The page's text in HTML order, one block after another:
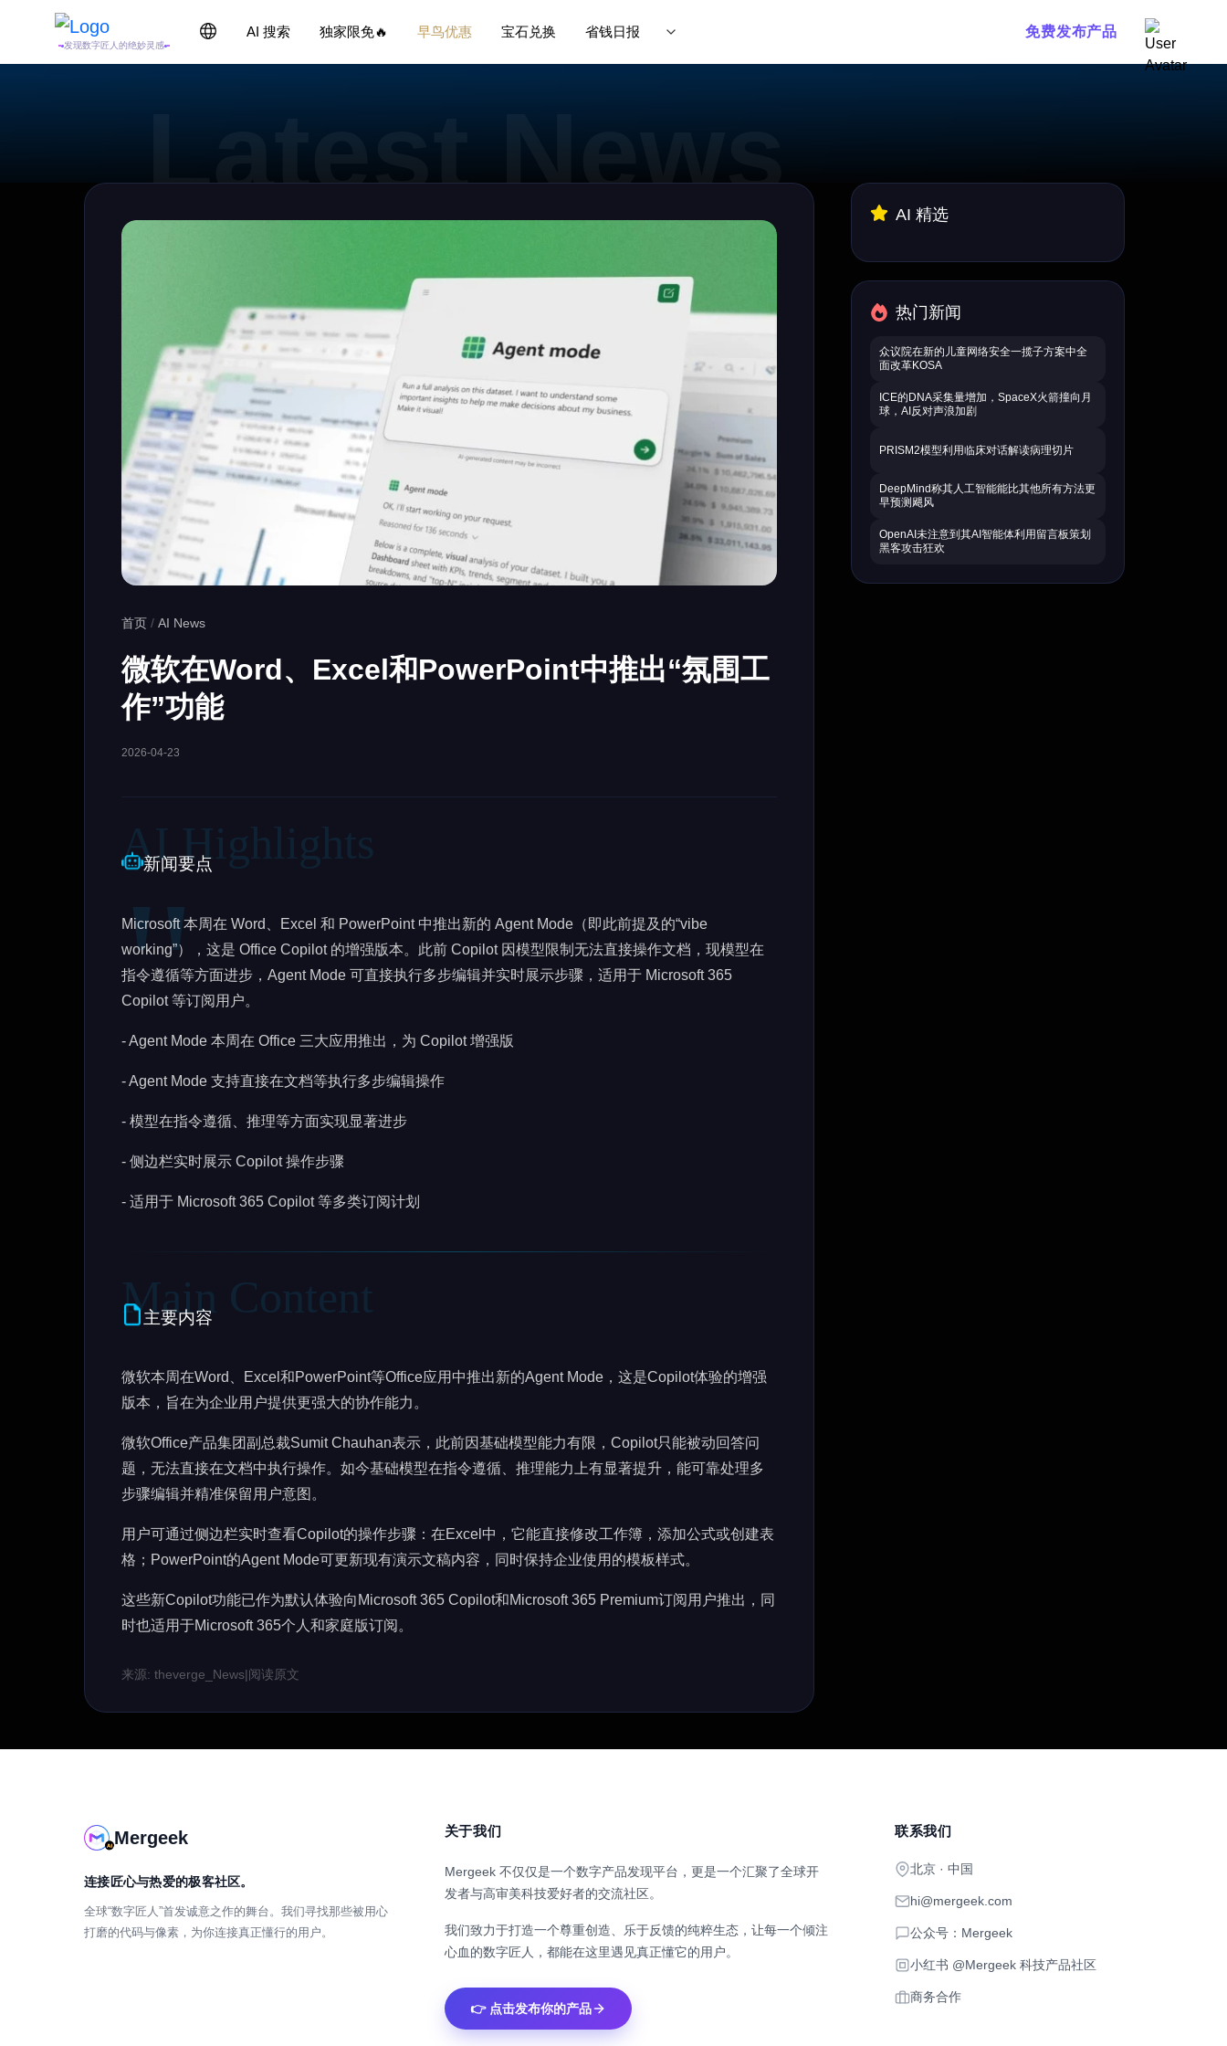
发现数字匠人的绝妙灵感
AI 搜索 独家限免🔥 早鸟优惠 宝石兑换 省钱日报 免费发布产品
首页 / AI News
微软在Word、Excel和PowerPoint中推出“氛围工
作”功能
2026-04-23
新闻要点
Microsoft 本周在 Word、Excel 和 PowerPoint 中推出新的 Agent Mode（即此前提及的“vibe
working”），这是 Office Copilot 的增强版本。此前 Copilot 因模型限制无法直接操作文档，现模型在
指令遵循等方面进步，Agent Mode 可直接执行多步编辑并实时展示步骤，适用于 Microsoft 365
Copilot 等订阅用户。
- Agent Mode 本周在 Office 三大应用推出，为 Copilot 增强版
- Agent Mode 支持直接在文档等执行多步编辑操作
- 模型在指令遵循、推理等方面实现显著进步
- 侧边栏实时展示 Copilot 操作步骤
- 适用于 Microsoft 365 Copilot 等多类订阅计划
主要内容
微软本周在Word、Excel和PowerPoint等Office应用中推出新的Agent Mode，这是Copilot体验的增强
版本，旨在为企业用户提供更强大的协作能力。
微软Office产品集团副总裁Sumit Chauhan表示，此前因基础模型能力有限，Copilot只能被动回答问
题，无法直接在文档中执行操作。如今基础模型在指令遵循、推理能力上有显著提升，能可靠处理多
步骤编辑并精准保留用户意图。
用户可通过侧边栏实时查看Copilot的操作步骤：在Excel中，它能直接修改工作簿，添加公式或创建表
格；PowerPoint的Agent Mode可更新现有演示文稿内容，同时保持企业使用的模板样式。
这些新Copilot功能已作为默认体验向Microsoft 365 Copilot和Microsoft 365 Premium订阅用户推出，同
时也适用于Microsoft 365个人和家庭版订阅。
来源: theverge_News|阅读原文
AI 精选
热门新闻
众议院在新的儿童网络安全一揽子方案中全
面改革KOSA
ICE的DNA采集量增加，SpaceX火箭撞向月
球，AI反对声浪加剧
PRISM2模型利用临床对话解读病理切片
DeepMind称其人工智能能比其他所有方法更
早预测飓风
OpenAI未注意到其AI智能体利用留言板策划
黑客攻击狂欢
Mergeek
连接匠心与热爱的极客社区。
全球“数字匠人”首发诚意之作的舞台。我们寻找那些被用心
打磨的代码与像素，为你连接真正懂行的用户。
关于我们
Mergeek 不仅仅是一个数字产品发现平台，更是一个汇聚了全球开
发者与高审美科技爱好者的交流社区。
我们致力于打造一个尊重创造、乐于反馈的纯粹生态，让每一个倾注
心血的数字匠人，都能在这里遇见真正懂它的用户。
👉 点击发布你的产品
联系我们
北京 · 中国
hi@mergeek.com
公众号：Mergeek
小红书 @Mergeek 科技产品社区
商务合作